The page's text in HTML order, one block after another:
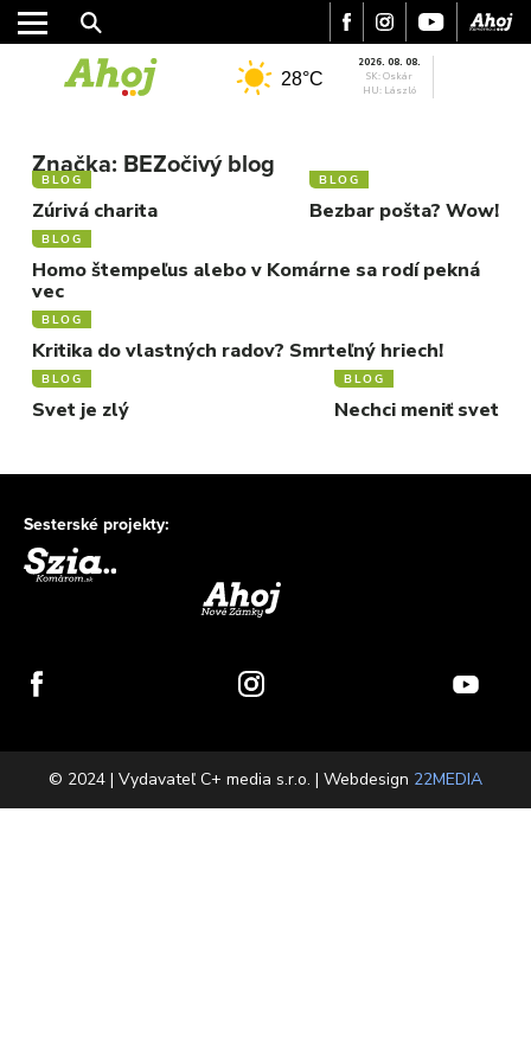
REGIÓN
28°C
2026. 08. 08.
SK: Oskár
HU: László
Značka: BEZočivý blog
BLOG
Zúrivá charita
BLOG
Bezbar pošta? Wow!
BLOG
Homo štempeľus alebo v Komárne sa rodí pekná
vec
BLOG
Kritika do vlastných radov? Smrteľný hriech!
BLOG
Svet je zlý
BLOG
Nechci meniť svet
Sesterské projekty:
© 2024 | Vydavateľ C+ media s.r.o. | Webdesign 22MEDIA